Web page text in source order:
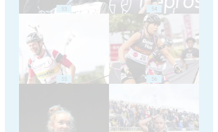
53 54
55 56